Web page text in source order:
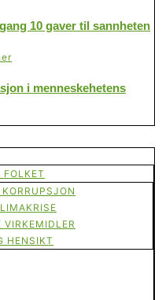
10 gaver til sannheten
i menneskehetens
FOLKET
HENSIKT